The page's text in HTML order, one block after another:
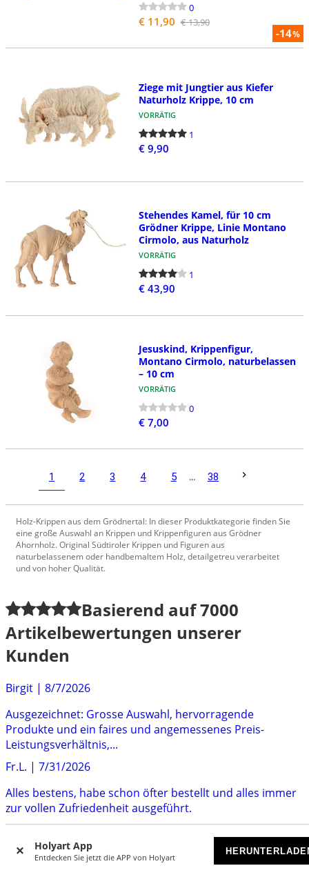
Holyart App
Entdecken Sie jetzt die APP von Holyart
-14%
0
€ 11,90 € 13,90
Ziege mit Jungtier aus Kiefer
Naturholz Krippe, 10 cm
VORRÄTIG
1
€ 9,90
Stehendes Kamel, für 10 cm
Grödner Krippe, Linie Montano
Cirmolo, aus Naturholz
VORRÄTIG
1
€ 43,90
Jesuskind, Krippenfigur,
Montano Cirmolo, naturbelassen
– 10 cm
VORRÄTIG
0
€ 7,00
1 2 3 4 5 ... 38
Holz-Krippen aus dem Grödnertal: In dieser Produktkategorie finden Sie
eine große Auswahl an Krippen und Krippenfiguren aus Grödner
Ahornholz. Original Südtiroler Krippen und Figuren aus
naturbelassenem oder handbemaltem Holz, detailgetreu verarbeitet
und von hoher Qualität.
Basierend auf7000
Artikelbewertungen unserer
Kunden
Birgit | 8/7/2026
Ausgezeichnet: Grosse Auswahl, hervorragende
Produkte und ein faires und angemessenes Preis-
Leistungsverhältnis,...
Fr.L. | 7/31/2026
Alles bestens, habe schon öfter bestellt und alles immer
zur vollen Zufriedenheit ausgeführt.
Ich bin mit dem Angebot sehr zufrieden. Ich kann nur